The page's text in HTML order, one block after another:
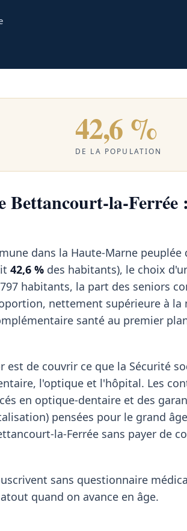
42,6 %
DE LA POPULATION
Bettancourt-la-Ferrée
dans la Haute-Marne peuplée
42,6 % des habitants), le choix
habitants, la part des seniors
nettement supérieure à la
santé au premier
de couvrir ce que la Sécurité
l'optique et l'hôpital. Les
en optique-dentaire et des
pensées pour le grand
la-Ferrée sans payer de
sans questionnaire
quand on avance en âge.